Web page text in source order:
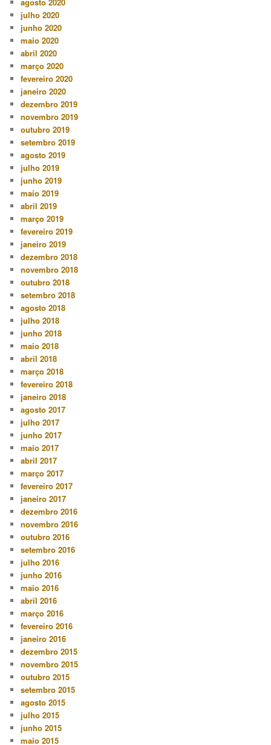
julho 2020
junho 2020
maio 2020
abril 2020
março 2020
fevereiro 2020
janeiro 2020
dezembro 2019
novembro 2019
outubro 2019
setembro 2019
agosto 2019
julho 2019
junho 2019
maio 2019
abril 2019
março 2019
fevereiro 2019
janeiro 2019
dezembro 2018
novembro 2018
outubro 2018
setembro 2018
agosto 2018
julho 2018
junho 2018
maio 2018
abril 2018
março 2018
fevereiro 2018
janeiro 2018
agosto 2017
julho 2017
junho 2017
maio 2017
abril 2017
março 2017
fevereiro 2017
janeiro 2017
dezembro 2016
novembro 2016
outubro 2016
setembro 2016
julho 2016
junho 2016
maio 2016
abril 2016
março 2016
fevereiro 2016
janeiro 2016
dezembro 2015
novembro 2015
outubro 2015
setembro 2015
agosto 2015
julho 2015
junho 2015
maio 2015